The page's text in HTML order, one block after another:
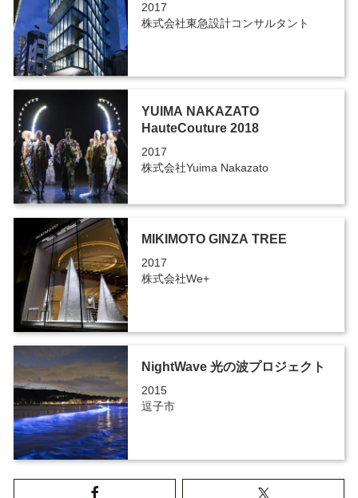
2017
株式会社東急設計コンサルタント
YUIMA NAKAZATO
HauteCouture 2018
2017
株式会社Yuima Nakazato
MIKIMOTO GINZA TREE
2017
株式会社We+
NightWave 光の波プロジェクト
2015
逗子市